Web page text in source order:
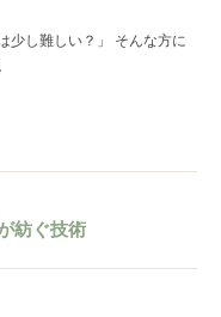
少し難しい？」 そんな方に
紡ぐ技術